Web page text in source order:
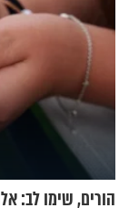
הורים, שימו לב: